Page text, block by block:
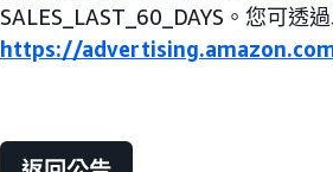
SALES_LAST_60_DAYS。您可透
https://